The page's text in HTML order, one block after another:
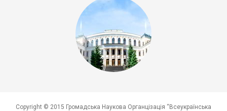
Copyright © 2015 Громадська Наукова Органцізація “Всеукраїнська